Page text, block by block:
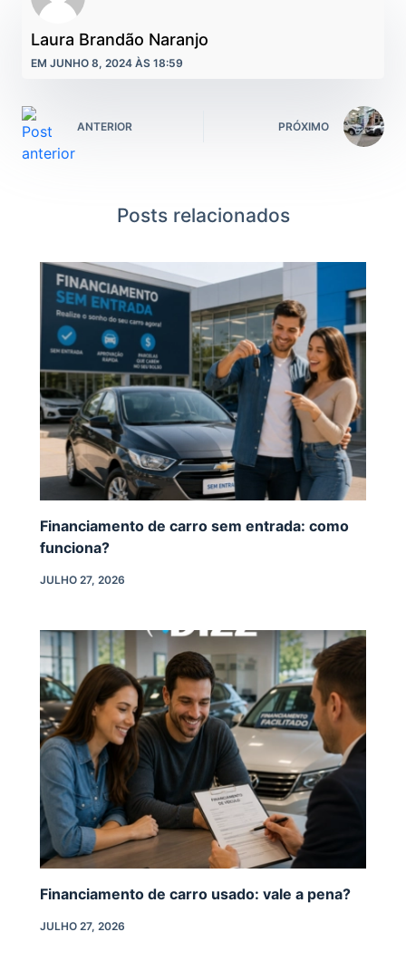
Laura Brandão Naranjo
EM JUNHO 8, 2024 ÀS 18:59
ANTERIOR PRÓXIMO
Posts relacionados
Financiamento de carro sem entrada: como
funciona?
JULHO 27, 2026
Financiamento de carro usado: vale a pena?
JULHO 27, 2026